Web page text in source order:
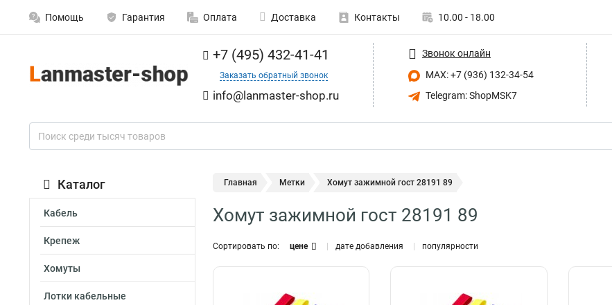
Помощь Гарантия Оплата Доставка Контакты 10.00 - 18.00
+7 (495) 432-41-41
Заказать обратный звонок
info@lanmaster-shop.ru
Звонок онлайн
MAX: +7 (936) 132-34-54
Telegram: ShopMSK7
Каталог
Кабель
Крепеж
Хомуты
Лотки кабельные
Главная Метки Хомут зажимной гост 28191 89
Хомут зажимной гост 28191 89
Сортировать по: цене дате добавления популярности